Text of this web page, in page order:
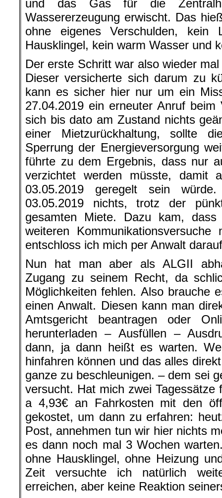
und das Gas für die
Wassererzeugung erwischt. Das
ohne eigenes Verschulden, kein
Hausklingel, kein warm Wasser und
Der erste Schritt war also wieder
Dieser versicherte sich darum zu
kann es sicher hier nur um ein
27.04.2019 ein erneuter Anruf beim
sich bis dato am Zustand nichts
einer Mietzurückhaltung, sollte
Sperrung der Energieversorgung
führte zu dem Ergebnis, dass nur
verzichtet werden müsste, damit
03.05.2019 geregelt sein
03.05.2019 nichts, trotz der
gesamten Miete. Dazu kam,
weiteren
entschloss ich mich per Anwalt
Nun hat man aber als ALGII
Zugang zu seinem Recht, da
Möglichkeiten fehlen. Also brauche
einen Anwalt. Diesen kann man
Amtsgericht beantragen oder
herunterladen – Ausfüllen –
dann, ja dann heißt es warten.
hinfahren können und das alles
ganze zu beschleunigen. – dem sei
versucht. Hat mich zwei Tagessätze
a 4,93€ an Fahrkosten mit den
gekostet, um dann zu erfahren:
Post, annehmen tun wir hier nichts
es dann noch mal 3 Wochen
ohne Hausklingel, ohne Heizung
Zeit versuchte ich natürlich
erreichen, aber keine Reaktion